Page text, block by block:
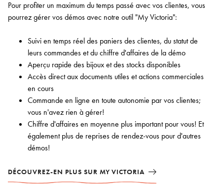
Pour profiter un maximum du temps passé avec vos clientes, vous
pourrez gérer vos démos avec notre outil "My Victoria":
Suivi en temps réel des paniers des clientes, du statut de
leurs commandes et du chiffre d'affaires de la démo
Aperçu rapide des bijoux et des stocks disponibles
Accès direct aux documents utiles et actions commerciales
en cours
Commande en ligne en toute autonomie par vos clientes;
vous n'avez rien à gérer!
Chiffre d'affaires en moyenne plus important pour vous! Et
également plus de reprises de rendez-vous pour d'autres
démos!
DÉCOUVREZ-EN PLUS SUR MY VICTORIA